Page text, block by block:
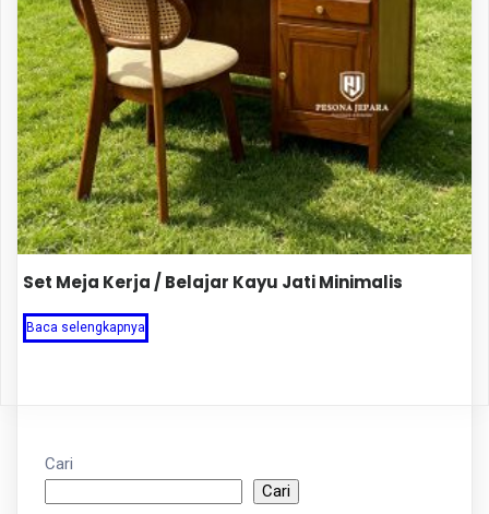
Set Meja Kerja / Belajar Kayu Jati Minimalis
Baca selengkapnya
Cari
Cari